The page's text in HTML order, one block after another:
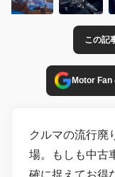
この記
Motor Fan
クルマの流行廃
場。もしも中古
確に捉えてお得